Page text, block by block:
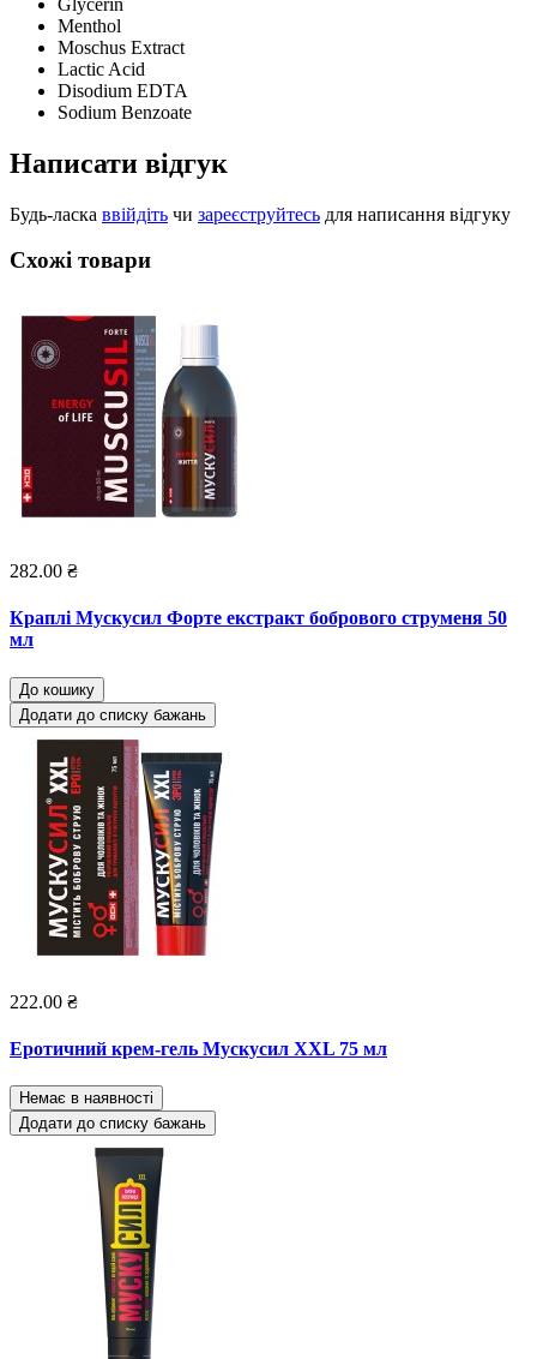
Menthol
Moschus Extract
Lactic Acid
Disodium EDTA
Sodium Benzoate
Написати відгук
Будь-ласка ввійдіть чи зареєструйтесь для написання відгуку
Схожі товари
282.00 ₴
Краплі Мускусил Форте екстракт бобрового струменя 50
мл
До кошику
Додати до списку бажань
222.00 ₴
Еротичний крем-гель Мускусил XXL 75 мл
Немає в наявності
Додати до списку бажань